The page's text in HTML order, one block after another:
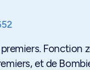
Fonction
et de